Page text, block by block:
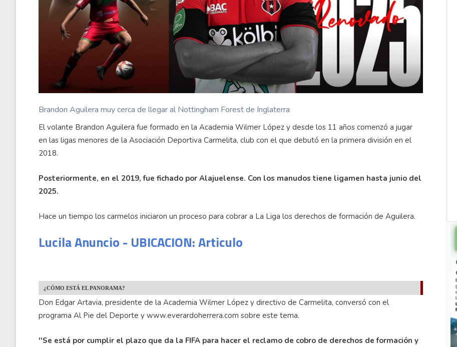
Brandon Aguilera muy cerca de llegar al Nottingham Forest de Inglaterra
El volante Brandon Aguilera fue formado en la Academia Wilmer López y desde los 11 años comenzó a jugar
en las ligas menores de la Asociación Deportiva Carmelita, club con el que debutó en la primera división en el
2018.
Posteriormente, en el 2019, fue fichado por Alajuelense. Con los manudos tiene ligamen hasta junio del
2025.
Hace un tiempo los carmelos iniciaron un proceso para cobrar a La Liga los derechos de formación de Aguilera.
Lucila Anuncio - UBICACION: Articulo
¿CÓMO ESTÁ EL PANORAMA?
Don Edgar Artavia, presidente de la Academia Wilmer López y directivo de Carmelita, conversó con el
programa Al Pie del Deporte y www.everardoherrera.com sobre este tema.
''Se está por cumplir el plazo que da la FIFA para hacer el reclamo de cobro de derechos de formación y